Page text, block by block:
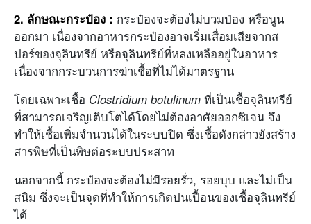
2. ลักษณะกระป๋อง : กระป๋องจะต้องไม่บวมป่อง หรือนูน
ออกมา เนื่องจากอาหารกระป๋องอาจเริ่มเสื่อมเสียจากส
ปอร์ของจุลินทรีย์ หรือจุลินทรีย์ที่หลงเหลืออยู่ในอาหาร
เนื่องจากกระบวนการฆ่าเชื้อที่ไม่ได้มาตรฐาน
โดยเฉพาะเชื้อ Clostridium botulinum ที่เป็นเชื้อจุลินทรีย์
ที่สามารถเจริญเติบโตได้โดยไม่ต้องอาศัยออกซิเจน จึง
ทำให้เชื้อเพิ่มจำนวนได้ในระบบปิด ซึ่งเชื้อดังกล่าวยังสร้าง
สารพิษที่เป็นพิษต่อระบบประสาท
นอกจากนี้ กระป๋องจะต้องไม่มีรอยรั่ว, รอยบุบ และไม่เป็น
สนิม ซึ่งจะเป็นจุดที่ทำให้การเกิดปนเปื้อนของเชื้อจุลินทรีย์
ได้